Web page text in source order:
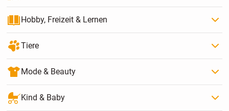
Hobby, Freizeit & Lernen
Tiere
Mode & Beauty
Kind & Baby